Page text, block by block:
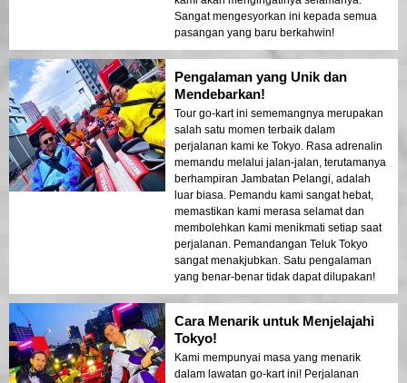
Sangat mengesyorkan ini kepada semua
pasangan yang baru berkahwin!
Pengalaman yang Unik dan
Mendebarkan!
Tour go-kart ini sememangnya merupakan
salah satu momen terbaik dalam
perjalanan kami ke Tokyo. Rasa adrenalin
memandu melalui jalan-jalan, terutamanya
berhampiran Jambatan Pelangi, adalah
luar biasa. Pemandu kami sangat hebat,
memastikan kami merasa selamat dan
membolehkan kami menikmati setiap saat
perjalanan. Pemandangan Teluk Tokyo
sangat menakjubkan. Satu pengalaman
yang benar-benar tidak dapat dilupakan!
Cara Menarik untuk Menjelajahi
Tokyo!
Kami mempunyai masa yang menarik
dalam lawatan go-kart ini! Perjalanan